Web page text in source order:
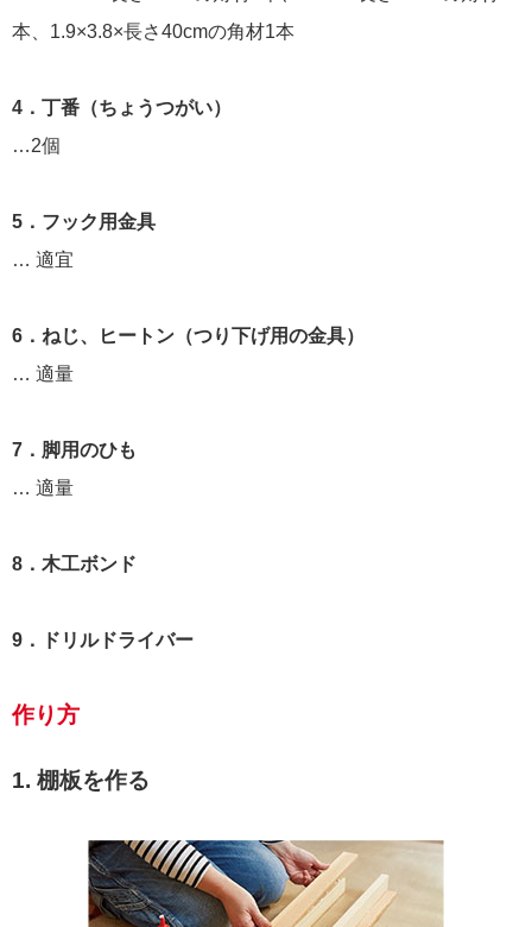
本、1.9×3.8×長さ40cmの角材1本
4．丁番（ちょうつがい）
…2個
5．フック用金具
… 適宜
6．ねじ、ヒートン（つり下げ用の金具）
… 適量
7．脚用のひも
… 適量
8．木工ボンド
9．ドリルドライバー
作り方
1. 棚板を作る